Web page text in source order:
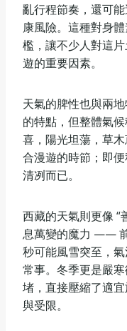
亂行程節奏，還可
康風險。這種對身
檻，讓不少人對這
遊的重要因素。
天氣的脾性也與兩
的特點，但整體氣
喜，陽光坦蕩，草
合漫遊的時節；即
清冽而已。
西藏的天氣則更像 “
息萬變的魔力 ——
秒可能風雪突至，
常事。冬季更是嚴
堵，直接壓縮了適
與受限。